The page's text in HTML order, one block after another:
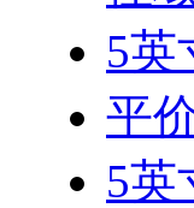
5英
平
5英